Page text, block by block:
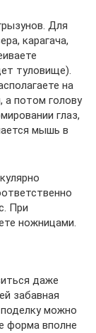
Для
карагача,
туловище).
на
а потом голову
глаз,
мышь в
При
ножницами.
даже
забавная
можно
форма вполне